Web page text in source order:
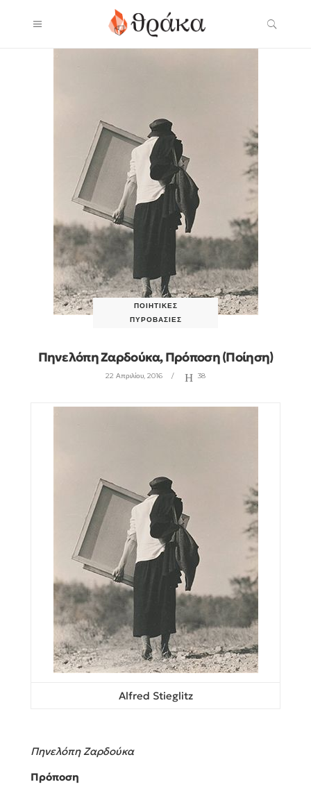
ΠΟΙΗΤΙΚΈΣ
ΠΥΡΟΒΑΣΊΕΣ
Πηνελόπη Ζαρδούκα, Πρόποση (ποίηση)
22 Απριλίου, 2016 38
Alfred Stieglitz
Πηνελόπη Ζαρδούκα
Πρόποση